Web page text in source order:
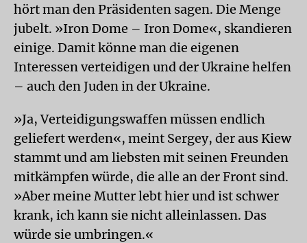
hört man den Präsidenten sagen. Die Menge
jubelt. »Iron Dome – Iron Dome«, skandieren
einige. Damit könne man die eigenen
Interessen verteidigen und der Ukraine helfen
– auch den Juden in der Ukraine.
»Ja, Verteidigungswaffen müssen endlich
geliefert werden«, meint Sergey, der aus Kiew
stammt und am liebsten mit seinen Freunden
mitkämpfen würde, die alle an der Front sind.
»Aber meine Mutter lebt hier und ist schwer
krank, ich kann sie nicht alleinlassen. Das
würde sie umbringen.«